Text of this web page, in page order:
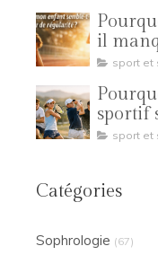
il
sport et
sportif
sport et
Catégories
Sophrologie (67)